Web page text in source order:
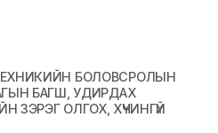
БОЛОВСРОЛЫН
БАГШ, УДИРДАХ
ОЛГОХ, ХҮЧИНГҮЙ